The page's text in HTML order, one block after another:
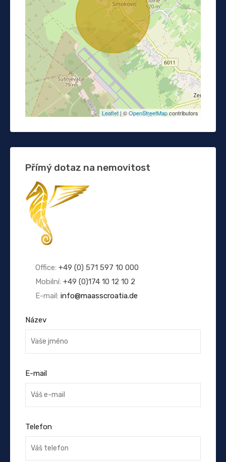
Leaflet| ©OpenStreetMapcontributors
Přímý dotaz na nemovitost
Office: +49 (0) 571 597 10 000
Mobilní: +49 (0)174 10 12 10 2
E-mail: info@maasscroatia.de
Název
E-mail
Telefon